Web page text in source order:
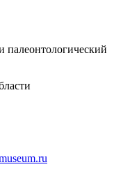
палеонтологический